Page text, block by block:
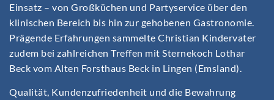
Einsatz – von Großküchen und Partyservice über den
klinischen Bereich bis hin zur gehobenen Gastronomie.
Prägende Erfahrungen sammelte Christian Kindervater
zudem bei zahlreichen Treffen mit Sternekoch Lothar
Beck vom Alten Forsthaus Beck in Lingen (Emsland).
Qualität, Kundenzufriedenheit und die Bewahrung